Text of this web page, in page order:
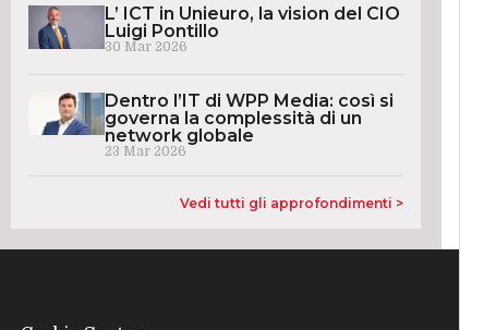
L’ ICT in Unieuro, la vision del CIO
Luigi Pontillo
30 Mar 2026
Dentro l’IT di WPP Media: così si
governa la complessità di un
network globale
23 Mar 2026
Vedi tutti gli approfondimenti >